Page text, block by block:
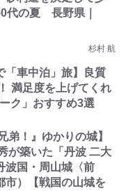
代の夏 長野県｜
杉村 航
「車中泊」旅】良質
満足度を上げてくれ
ク」おすすめ3選
弟！』ゆかりの城】
が築いた「丹波 二大
波国・周山城〈前
市）【戦国の山城を